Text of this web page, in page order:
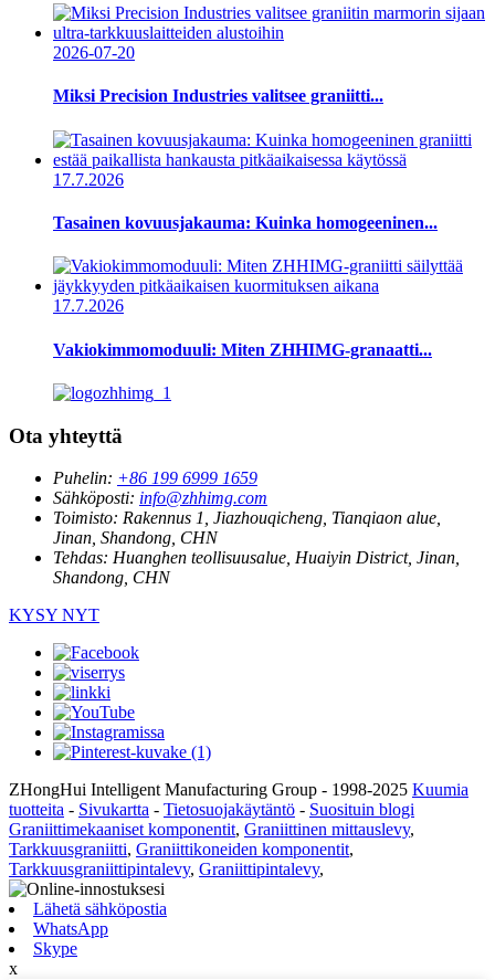
2026-07-20
Miksi Precision Industries valitsee graniitti...
17.7.2026
Tasainen kovuusjakauma: Kuinka homogeeninen...
17.7.2026
Vakiokimmomoduuli: Miten ZHHIMG-granaatti...
Ota yhteyttä
Puhelin: +86 199 6999 1659
Sähköposti: info@zhhimg.com
Toimisto: Rakennus 1, Jiazhouqicheng, Tianqiaon alue,
Jinan, Shandong, CHN
Tehdas: Huanghen teollisuusalue, Huaiyin District, Jinan,
Shandong, CHN
KYSY NYT
ZHongHui Intelligent Manufacturing Group - 1998-2025 Kuumia
tuotteita - Sivukartta - Tietosuojakäytäntö - Suosituin blogi
Graniittimekaaniset komponentit, Graniittinen mittauslevy,
Tarkkuusgraniitti, Graniittikoneiden komponentit,
Tarkkuusgraniittipintalevy, Graniittipintalevy,
Lähetä sähköpostia
WhatsApp
Skype
x